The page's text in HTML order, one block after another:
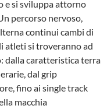
e si sviluppa attorno
percorso nervoso,
continui cambi di
atleti si troveranno ad
dalla caratteristica terra
dal grip
fino ai single track
macchia